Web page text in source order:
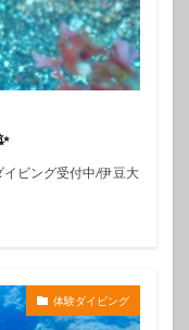
ビング受付中/伊豆大
体験ダイビング